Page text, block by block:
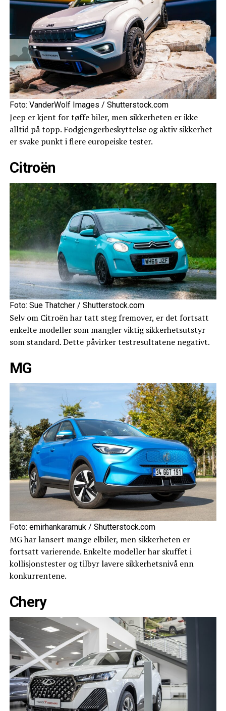
Foto: VanderWolf Images / Shutterstock.com
Jeep er kjent for tøffe biler, men sikkerheten er ikke
alltid på topp. Fodgjengerbeskyttelse og aktiv sikkerhet
er svake punkt i flere europeiske tester.
Citroën
Foto: Sue Thatcher / Shutterstock.com
Selv om Citroën har tatt steg fremover, er det fortsatt
enkelte modeller som mangler viktig sikkerhetsutstyr
som standard. Dette påvirker testresultatene negativt.
MG
Foto: emirhankaramuk / Shutterstock.com
MG har lansert mange elbiler, men sikkerheten er
fortsatt varierende. Enkelte modeller har skuffet i
kollisjonstester og tilbyr lavere sikkerhetsnivå enn
konkurrentene.
Chery